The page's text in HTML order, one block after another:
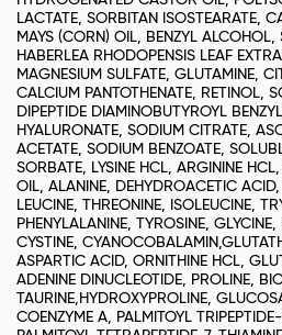
LACTATE, SORBITAN ISOSTEARATE,
MAYS (CORN) OIL, BENZYL ALCOHOL,
HABERLEA RHODOPENSIS LEAF
MAGNESIUM SULFATE, GLUTAMINE,
CALCIUM PANTOTHENATE, RETINOL,
DIPEPTIDE DIAMINOBUTYROYL
HYALURONATE, SODIUM CITRATE,
ACETATE, SODIUM BENZOATE,
SORBATE, LYSINE HCL, ARGININE
OIL, ALANINE, DEHYDROACETIC
LEUCINE, THREONINE, ISOLEUCINE,
PHENYLALANINE, TYROSINE,
CYSTINE,
ASPARTIC ACID, ORNITHINE HCL,
ADENINE DINUCLEOTIDE, PROLINE,
TAURINE,HYDROXYPROLINE,
COENZYME A, PALMITOYL